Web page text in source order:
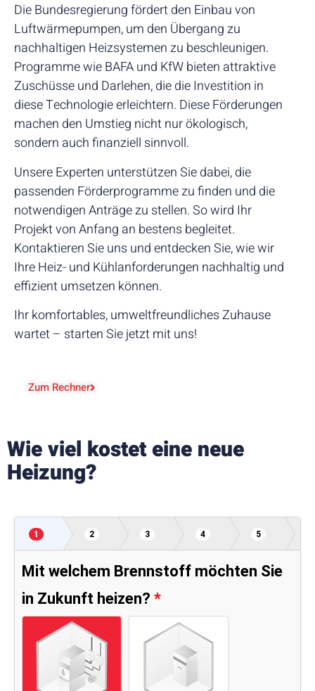
Die Bundesregierung fördert den Einbau von
Luftwärmepumpen, um den Übergang zu
nachhaltigen Heizsystemen zu beschleunigen.
Programme wie BAFA und KfW bieten attraktive
Zuschüsse und Darlehen, die die Investition in
diese Technologie erleichtern. Diese Förderungen
machen den Umstieg nicht nur ökologisch,
sondern auch finanziell sinnvoll.
Unsere Experten unterstützen Sie dabei, die
passenden Förderprogramme zu finden und die
notwendigen Anträge zu stellen. So wird Ihr
Projekt von Anfang an bestens begleitet.
Kontaktieren Sie uns und entdecken Sie, wie wir
Ihre Heiz- und Kühlanforderungen nachhaltig und
effizient umsetzen können.
Ihr komfortables, umweltfreundliches Zuhause
wartet – starten Sie jetzt mit uns!
Zum Rechner
Wie viel kostet eine neue
Heizung?